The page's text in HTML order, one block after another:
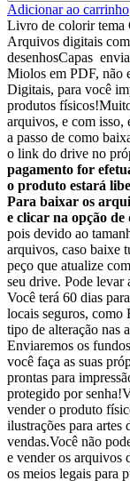
Adicionar ao carrinho
Livro de colorir tema
Arquivos digitais
desenhosCapas
Miolos em PDF, não
Digitais, para você
produtos
arquivos, e com isso,
a passo de como
o link do drive no
pagamento for
o produto estará
Para baixar os
e clicar na opção
pois devido ao
arquivos, caso baixe
peço que atualize
seu drive. Pode levar
Você terá 60 dias
locais seguros, como
tipo de alteração nas
Enviaremos os
você faça as suas
prontas para
protegido por
vender o produto
ilustrações para artes
vendas.Você não
e vender os arquivos
os meios legais para